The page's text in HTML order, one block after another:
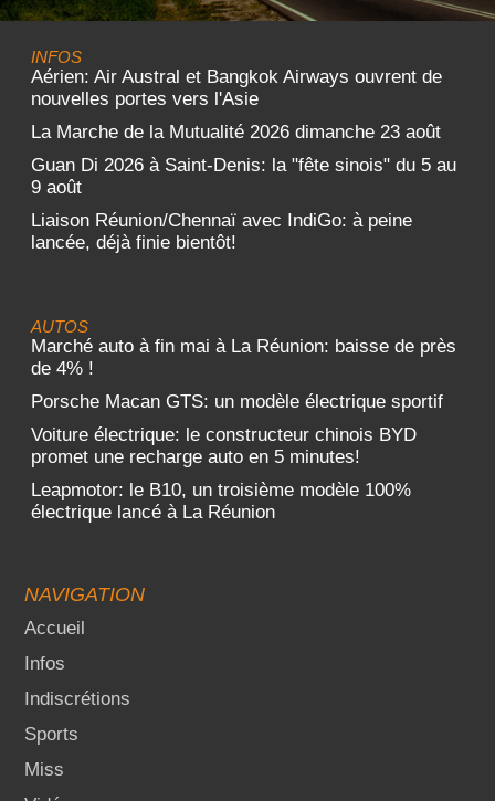
INFOS
Aérien: Air Austral et Bangkok Airways ouvrent de
nouvelles portes vers l'Asie
La Marche de la Mutualité 2026 dimanche 23 août
Guan Di 2026 à Saint-Denis: la "fête sinois" du 5 au
9 août
Liaison Réunion/Chennaï avec IndiGo: à peine
lancée, déjà finie bientôt!
AUTOS
Marché auto à fin mai à La Réunion: baisse de près
de 4% !
Porsche Macan GTS: un modèle électrique sportif
Voiture électrique: le constructeur chinois BYD
promet une recharge auto en 5 minutes!
Leapmotor: le B10, un troisième modèle 100%
électrique lancé à La Réunion
NAVIGATION
Accueil
Infos
Indiscrétions
Sports
Miss